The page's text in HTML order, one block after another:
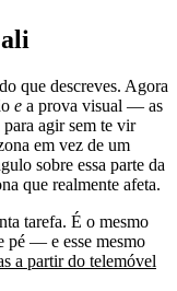
do que descreves. Agora
e a prova visual — as
para agir sem te vir
em vez de um
sobre essa parte da
que realmente afeta.
tarefa. É o mesmo
pé — e esse mesmo
a partir do telemóvel